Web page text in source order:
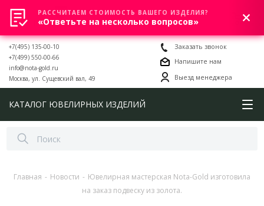
0
+7(495) 135-00-10
+7(499) 550-00-66
info@nota-gold.ru
Москва, ул. Сущевский вал, 49
Заказать звонок
Напишите нам
Выезд менеджера
КАТАЛОГ ЮВЕЛИРНЫХ ИЗДЕЛИЙ
Главная - Новости - Ювелирная мастерская Nota-Gold изготовила
на заказ подвеску из золота.
РАССЧИТАЕМ СТОИМОСТЬ ВАШЕГО ИЗДЕЛИЯ?
«Ответьте на несколько вопросов»